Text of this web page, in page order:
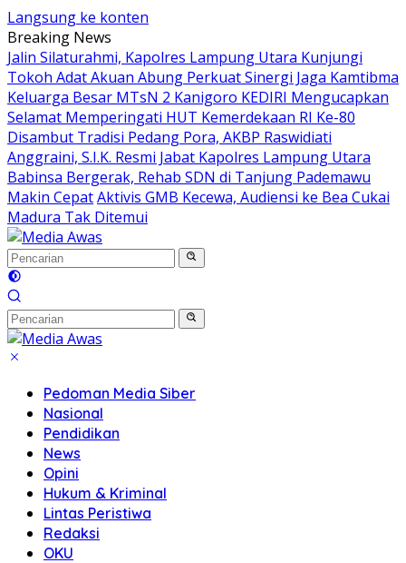
Langsung ke konten
Breaking News
Jalin Silaturahmi, Kapolres Lampung Utara Kunjungi
Tokoh Adat Akuan Abung Perkuat Sinergi Jaga Kamtibma
Keluarga Besar MTsN 2 Kanigoro KEDIRI Mengucapkan
Selamat Memperingati HUT Kemerdekaan RI Ke-80
Disambut Tradisi Pedang Pora, AKBP Raswidiati
Anggraini, S.I.K. Resmi Jabat Kapolres Lampung Utara
Babinsa Bergerak, Rehab SDN di Tanjung Pademawu
Makin CepatAktivis GMB Kecewa, Audiensi ke Bea Cukai
Madura Tak Ditemui
Pedoman Media Siber
Nasional
Pendidikan
News
Opini
Hukum & Kriminal
Lintas Peristiwa
Redaksi
OKU